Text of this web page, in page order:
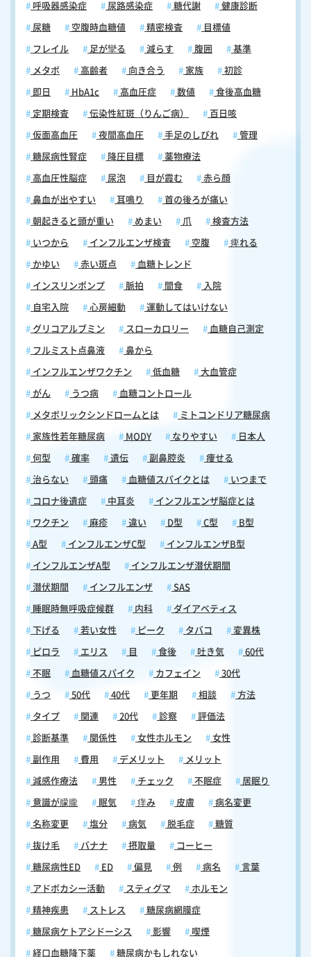
呼吸器感染症 尿路感染症 糖代謝 健康診断
尿糖 空腹時血糖値 精密検査 目標値
フレイル 足が攣る 減らす 腹囲 基準
メタボ 高齢者 向き合う 家族 初診
即日 HbA1c 高血圧症 数値 食後高血糖
定期検査 伝染性紅斑（りんご病） 百日咳
仮面高血圧 夜間高血圧 手足のしびれ 管理
糖尿病性腎症 降圧目標 薬物療法
高血圧性脳症 尿泡 目が霞む 赤ら顔
鼻血が出やすい 耳鳴り 首の後ろが痛い
朝起きると頭が重い めまい 爪 検査方法
いつから インフルエンザ検査 空腹 痺れる
かゆい 赤い斑点 血糖トレンド
インスリンポンプ 脈拍 間食 入院
自宅入院 心房細動 運動してはいけない
グリコアルブミン スローカロリー 血糖自己測定
フルミスト点鼻液 鼻から
インフルエンザワクチン 低血糖 大血管症
がん うつ病 血糖コントロール
メタボリックシンドロームとは ミトコンドリア糖尿病
家族性若年糖尿病 MODY なりやすい 日本人
何型 確率 遺伝 副鼻腔炎 痩せる
治らない 頭痛 血糖値スパイクとは いつまで
コロナ後遺症 中耳炎 インフルエンザ脳症とは
ワクチン 麻疹 違い D型 C型 B型
A型 インフルエンザC型 インフルエンザB型
インフルエンザA型 インフルエンザ潜伏期間
潜伏期間 インフルエンザ SAS
睡眠時無呼吸症候群 内科 ダイアベティス
下げる 若い女性 ピーク タバコ 変異株
ピロラ エリス 目 食後 吐き気 60代
不眠 血糖値スパイク カフェイン 30代
うつ 50代 40代 更年期 相談 方法
タイプ 関連 20代 診察 評価法
診断基準 関係性 女性ホルモン 女性
副作用 費用 デメリット メリット
減感作療法 男性 チェック 不眠症 居眠り
意識が朦朧 眠気 痒み 皮膚 病名変更
名称変更 塩分 病気 脱毛症 糖質
抜け毛 バナナ 摂取量 コーヒー
糖尿病性ED ED 偏見 例 病名 言葉
アドボカシー活動 スティグマ ホルモン
精神疾患 ストレス 糖尿病網膜症
糖尿病ケトアシドーシス 影響 喫煙
経口血糖降下薬 糖尿病かもしれない